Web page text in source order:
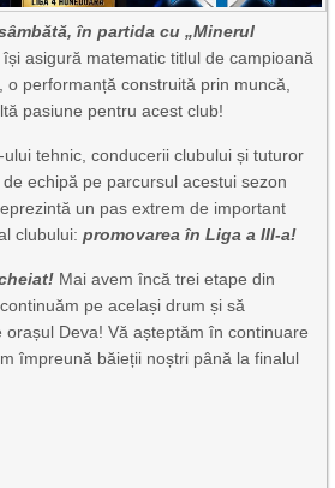
în partida cu „Minerul
asigură matematic titlul de campioană
o performanță construită prin muncă,
pasiune pentru acest club!
tehnic, conducerii clubului și tuturor
echipă pe parcursul acestui sezon
un pas extrem de important
clubului:promovarea în Liga a III-a!
Mai avem încă trei etape din
pe același drum și să
Deva! Vă așteptăm în continuare
împreună băieții noștri până la finalul